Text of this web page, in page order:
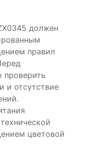
должен
правил
проверить
и отсутствие
цветовой